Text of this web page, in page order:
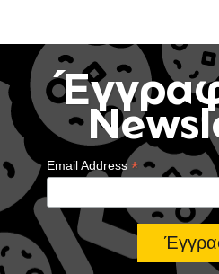
Email Address*